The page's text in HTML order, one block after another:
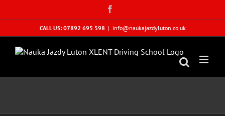
CALL US: 07892 695 598 | info@naukajazdyluton.co.uk